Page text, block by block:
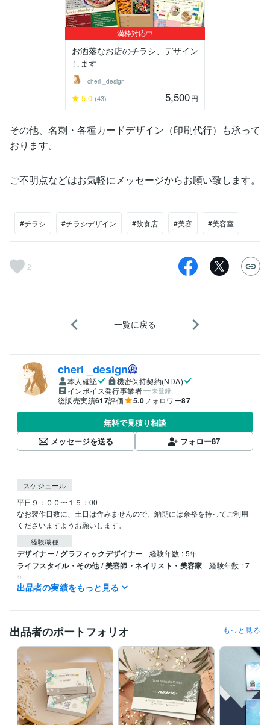
満枠対応中
お洒落なお店のチラシ、デザイン
します
cheri _design
5.0 (43) 5,500円
その他、名刺・各種カードデザイン（印刷代行）も承って
おります。
ご不明点などはお気軽にメッセージからお願い致します。
#チラシ #チラシデザイン #飲食店 #美容 #美容室
2
一覧に戻る
cheri _design
本人確認
機密保持契約(NDA)
インボイス発行事業者
未登録
総販売実績617評価 5.0フォロワー87
無料で見積り相談
メッセージを送る
フォロー87
スケジュール
平日９：００〜１５：00
なお製作日数に、土日は含みませんので、納期には余裕を持ってご利用
くださいますようお願いします。
経験職種
デザイナー / グラフィックデザイナー 経験年数 : 5年
ライフスタイル・その他 / 美容師・ネイリスト・美容家
経験年数 : 7
年
実用英語技能検定2級 取得年 : 2001年
ビジネス・クリエイティブツール
Adobe Illustrator:4年Canva:5年
デザイン制作 名刺・カード類 バナー、画像作成
チラシ・ポスタ
ー・パンフレットデザイン
美容業界 飲食店 エステ セミナー イベント 個人
出品者の実績をもっと見る
出品者のポートフォリオ もっと見る